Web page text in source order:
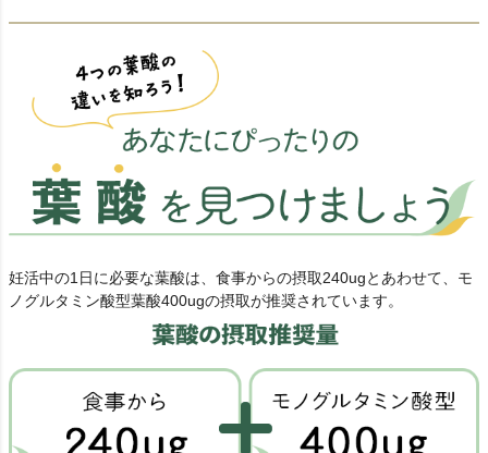
妊活中の1日に必要な葉酸は、食事からの摂取240ugとあわせて、 モ
ノグルタミン酸型葉酸400ugの摂取が推奨されています。